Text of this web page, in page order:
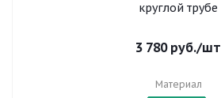
круглой трубе
3 780руб./шт
Материал